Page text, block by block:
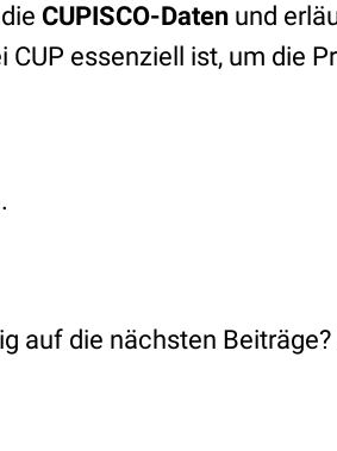
CUPISCO-Daten und
essenziell ist, um die
auf die nächsten